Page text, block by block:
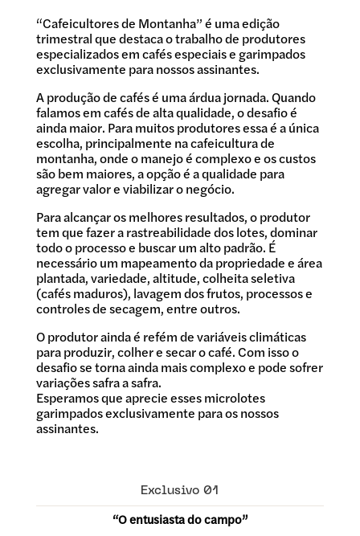
“Cafeicultores de Montanha” é uma edição
trimestral que destaca o trabalho de produtores
especializados em cafés especiais e garimpados
exclusivamente para nossos assinantes.
A produção de cafés é uma árdua jornada. Quando
falamos em cafés de alta qualidade, o desafio é
ainda maior. Para muitos produtores essa é a única
escolha, principalmente na cafeicultura de
montanha, onde o manejo é complexo e os custos
são bem maiores, a opção é a qualidade para
agregar valor e viabilizar o negócio.
Para alcançar os melhores resultados, o produtor
tem que fazer a rastreabilidade dos lotes, dominar
todo o processo e buscar um alto padrão. É
necessário um mapeamento da propriedade e área
plantada, variedade, altitude, colheita seletiva
(cafés maduros), lavagem dos frutos, processos e
controles de secagem, entre outros.
O produtor ainda é refém de variáveis climáticas
para produzir, colher e secar o café. Com isso o
desafio se torna ainda mais complexo e pode sofrer
variações safra a safra.
Esperamos que aprecie esses microlotes
garimpados exclusivamente para os nossos
assinantes.
Exclusivo 01
“O entusiasta do campo”